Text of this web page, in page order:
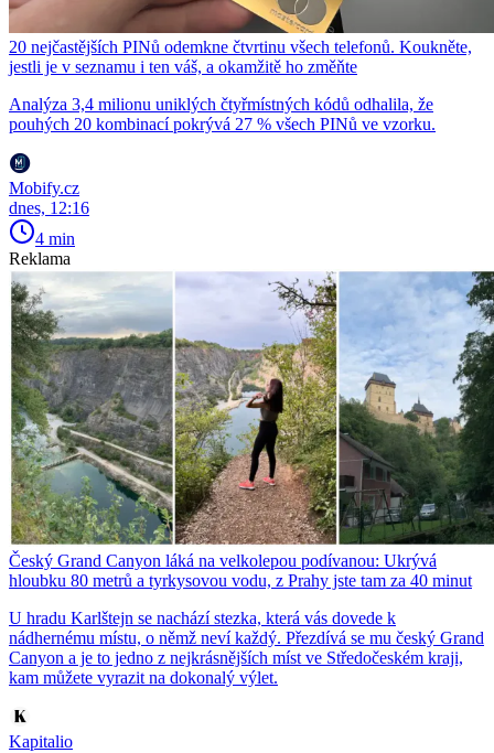
20 nejčastějších PINů odemkne čtvrtinu všech telefonů. Koukněte,
jestli je v seznamu i ten váš, a okamžitě ho změňte
Analýza 3,4 milionu uniklých čtyřmístných kódů odhalila, že
pouhých 20 kombinací pokrývá 27 % všech PINů ve vzorku.
Mobify.cz
dnes, 12:16
4 min
Reklama
Český Grand Canyon láká na velkolepou podívanou: Ukrývá
hloubku 80 metrů a tyrkysovou vodu, z Prahy jste tam za 40 minut
U hradu Karlštejn se nachází stezka, která vás dovede k
nádhernému místu, o němž neví každý. Přezdívá se mu český Grand
Canyon a je to jedno z nejkrásnějších míst ve Středočeském kraji,
kam můžete vyrazit na dokonalý výlet.
Kapitalio